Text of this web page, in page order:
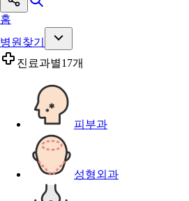
홈
병원찾기
진료과별17개
피부과
성형외과